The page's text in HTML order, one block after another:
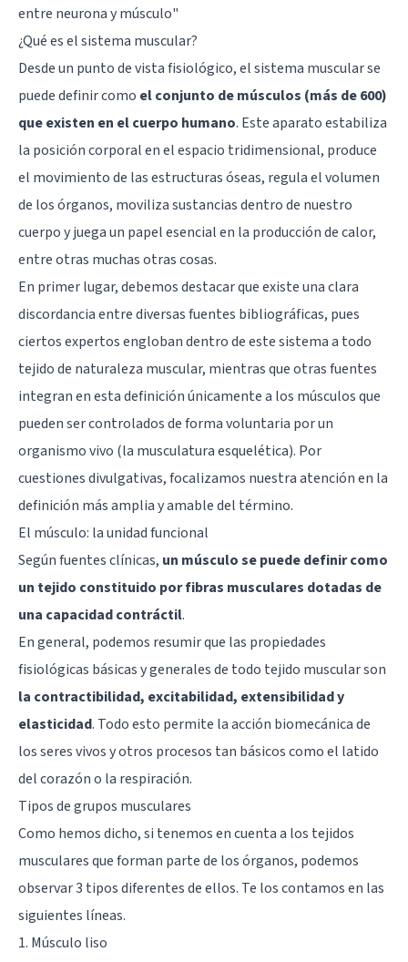
entre neurona y músculo"
¿Qué es el sistema muscular?
Desde un punto de vista fisiológico, el sistema muscular se
puede definir como el conjunto de músculos (más de 600)
que existen en el cuerpo humano. Este aparato estabiliza
la posición corporal en el espacio tridimensional, produce
el movimiento de las estructuras óseas, regula el volumen
de los órganos, moviliza sustancias dentro de nuestro
cuerpo y juega un papel esencial en la producción de calor,
entre otras muchas otras cosas.
En primer lugar, debemos destacar que existe una clara
discordancia entre diversas fuentes bibliográficas, pues
ciertos expertos engloban dentro de este sistema a todo
tejido de naturaleza muscular, mientras que otras fuentes
integran en esta definición únicamente a los músculos que
pueden ser controlados de forma voluntaria por un
organismo vivo (la musculatura esquelética). Por
cuestiones divulgativas, focalizamos nuestra atención en la
definición más amplia y amable del término.
El músculo: la unidad funcional
Según fuentes clínicas, un músculo se puede definir como
un tejido constituido por fibras musculares dotadas de
una capacidad contráctil.
En general, podemos resumir que las propiedades
fisiológicas básicas y generales de todo tejido muscular son
la contractibilidad, excitabilidad, extensibilidad y
elasticidad. Todo esto permite la acción biomecánica de
los seres vivos y otros procesos tan básicos como el latido
del corazón o la respiración.
Tipos de grupos musculares
Como hemos dicho, si tenemos en cuenta a los tejidos
musculares que forman parte de los órganos, podemos
observar 3 tipos diferentes de ellos. Te los contamos en las
siguientes líneas.
1. Músculo liso